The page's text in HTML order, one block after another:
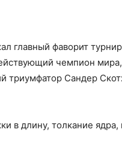
главный фаворит
чемпион
Сандер
в длину, толкание